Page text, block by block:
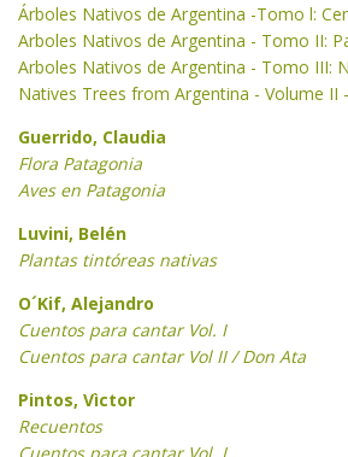
Árboles Nativos de Argentina -Tomo l:
Arboles Nativos de Argentina - Tomo II:
Arboles Nativos de Argentina - Tomo III:
Natives Trees from Argentina - Volume II
Guerrido, Claudia
Flora Patagonia
Aves en Patagonia
Luvini, Belén
Plantas tintóreas nativas
O´Kif, Alejandro
Cuentos para cantar Vol. I
Cuentos para cantar Vol II / Don Ata
Pintos, Vìctor
Recuentos